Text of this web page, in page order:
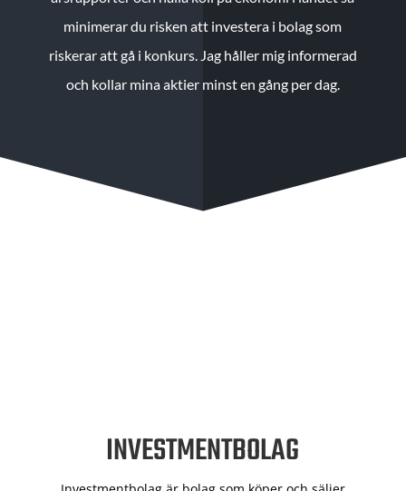
minimerar du risken att investera i bolag som
riskerar att gå i konkurs. Jag håller mig informerad
och kollar mina aktier minst en gång per dag.
INVESTMENTBOLAG